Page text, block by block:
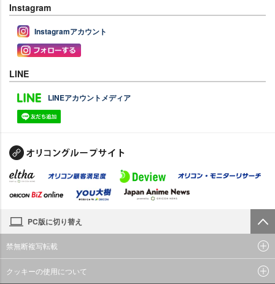
Instagram
Instagramアカウント
LINE
LINEアカウントメディア
PC版に切り替え
禁無断複写転載
クッキーの使用について